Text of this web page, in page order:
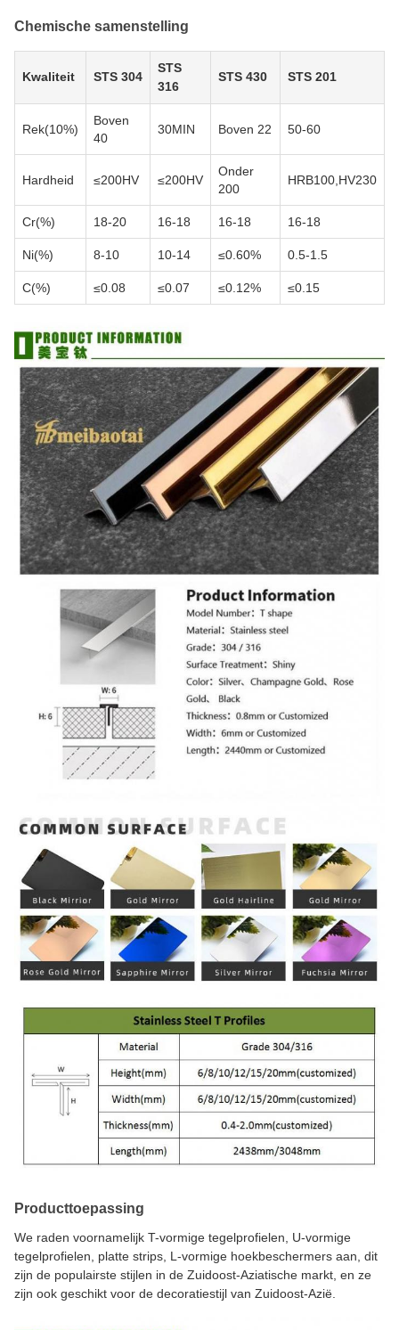
Chemische samenstelling
Kwaliteit STS 304
STS
316
STS 430 STS 201
Rek(10%)
Boven
40
30MIN Boven 22 50-60
Hardheid ≤200HV ≤200HV
Onder
200
HRB100,HV230
Cr(%) 18-20 16-18 16-18 16-18
Ni(%) 8-10 10-14 ≤0.60% 0.5-1.5
C(%) ≤0.08 ≤0.07 ≤0.12% ≤0.15
Producttoepassing
We raden voornamelijk T-vormige tegelprofielen, U-vormige
tegelprofielen, platte strips, L-vormige hoekbeschermers aan, dit
zijn de populairste stijlen in de Zuidoost-Aziatische markt, en ze
zijn ook geschikt voor de decoratiestijl van Zuidoost-Azië.